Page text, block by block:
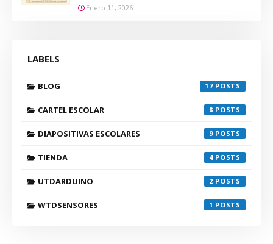
Enero 11, 2026
LABELS
BLOG 17
CARTEL ESCOLAR 8
DIAPOSITIVAS ESCOLARES 9
TIENDA 4
UTDARDUINO 2
WTDSENSORES 1